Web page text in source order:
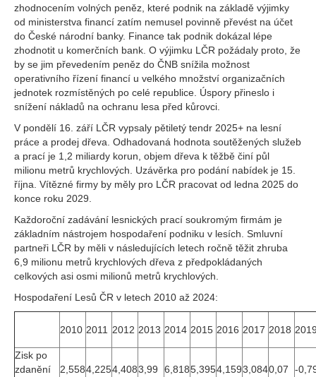
zhodnocením volných peněz, které podnik na základě výjimky
od ministerstva financí zatím nemusel povinně převést na účet
do České národní banky. Finance tak podnik dokázal lépe
zhodnotit u komerčních bank. O výjimku LČR požádaly proto, že
by se jim převedením peněz do ČNB snížila možnost
operativního řízení financí u velkého množství organizačních
jednotek rozmístěných po celé republice. Úspory přineslo i
snížení nákladů na ochranu lesa před kůrovci.
V pondělí 16. září LČR vypsaly pětiletý tendr 2025+ na lesní
práce a prodej dřeva. Odhadovaná hodnota soutěžených služeb
a prací je 1,2 miliardy korun, objem dřeva k těžbě činí půl
milionu metrů krychlových. Uzávěrka pro podání nabídek je 15.
října. Vítězné firmy by měly pro LČR pracovat od ledna 2025 do
konce roku 2029.
Každoroční zadávání lesnických prací soukromým firmám je
základním nástrojem hospodaření podniku v lesích. Smluvní
partneři LČR by měli v následujících letech ročně těžit zhruba
6,9 milionu metrů krychlových dřeva z předpokládaných
celkových asi osmi milionů metrů krychlových.
Hospodaření Lesů ČR v letech 2010 až 2024:
2010 2011 2012 2013 2014 2015 2016 2017 2018
Zisk po
zdanění
2,5584,2254,4083,99 6,8185,3954,1593,0840,07 -